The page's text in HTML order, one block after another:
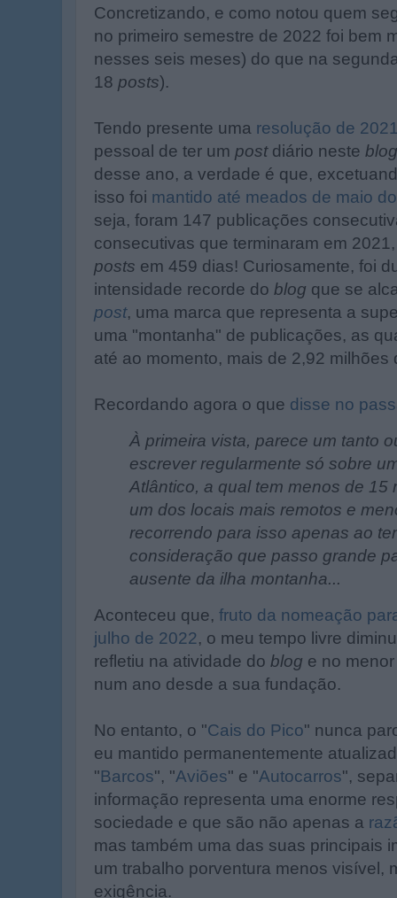
Concretizando, e como notou quem
no primeiro semestre de 2022 foi bem
nesses seis meses) do que na
18 posts).
Tendo presente uma resolução de
pessoal de ter um postdiário neste blog
desse ano, a verdade é que,
isso foi mantido até meados de maio
seja, foram 147 publicações
consecutivas que terminaram em
posts em 459 dias! Curiosamente, foi
intensidade recorde do blog que se
post, uma marca que representa a
uma "montanha" de publicações, as
até ao momento, mais de 2,92 milhões
Recordando agora o que disse no
À primeira vista, parece um tanto
escrever regularmente só sobre
Atlântico, a qual tem menos de 15
um dos locais mais remotos e
recorrendo para isso apenas ao
consideração que passo grande
ausente da ilha montanha...
Aconteceu que, fruto da nomeação
julho de 2022, o meu tempo livre
refletiu na atividade do blog e no
num ano desde a sua fundação.
No entanto, o "Cais do Pico" nunca
eu mantido permanentemente
"Barcos", "Aviões" e "Autocarros",
informação representa uma enorme
sociedade e que são não apenas a
mas também uma das suas principais
um trabalho porventura menos visível,
exigência.